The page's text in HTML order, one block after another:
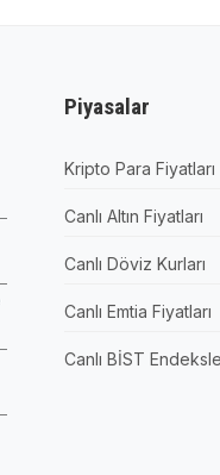
Piyasalar
Kripto Para Fiyatları
Canlı Altın Fiyatları
Canlı Döviz Kurları
Canlı Emtia Fiyatları
Canlı BİST